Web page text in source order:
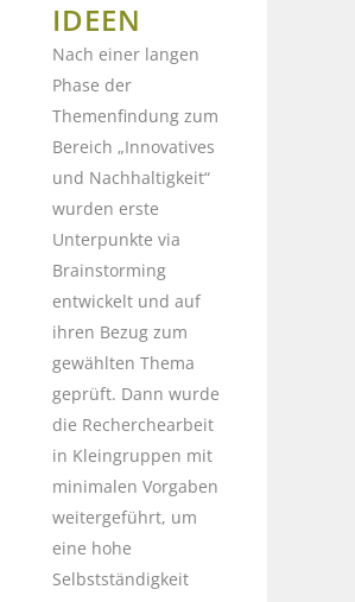
IDEEN
Nach einer langen
Phase der
Themenfindung zum
Bereich „Innovatives
und Nachhaltigkeit“
wurden erste
Unterpunkte via
Brainstorming
entwickelt und auf
ihren Bezug zum
gewählten Thema
geprüft. Dann wurde
die Recherchearbeit
in Kleingruppen mit
minimalen Vorgaben
weitergeführt, um
eine hohe
Selbstständigkeit